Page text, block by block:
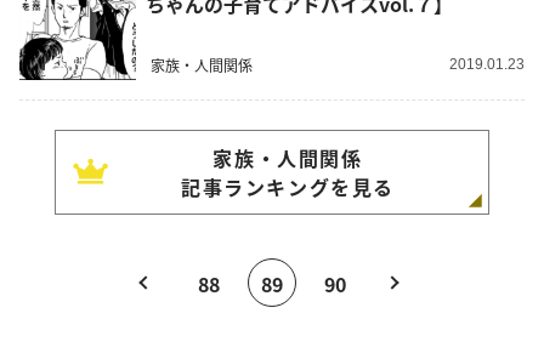
家族・人間関係 2019.01.23
家族・人間関係
記事ランキングを見る
88 89 90